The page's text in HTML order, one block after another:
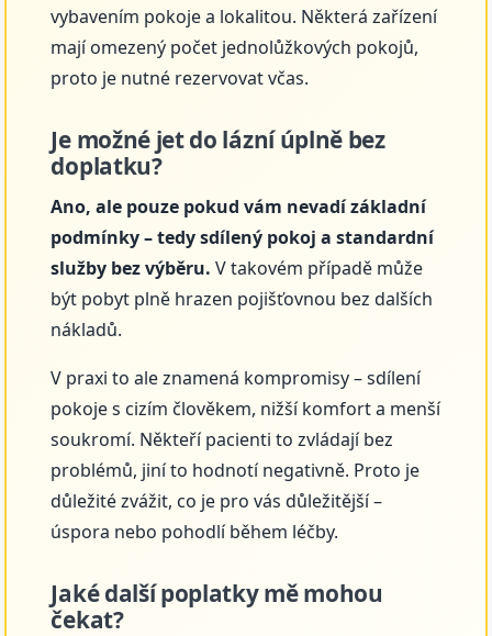
vybavením pokoje a lokalitou. Některá zařízení
mají omezený počet jednolůžkových pokojů,
proto je nutné rezervovat včas.
Je možné jet do lázní úplně bez
doplatku?
Ano, ale pouze pokud vám nevadí základní
podmínky – tedy sdílený pokoj a standardní
služby bez výběru. V takovém případě může
být pobyt plně hrazen pojišťovnou bez dalších
nákladů.
V praxi to ale znamená kompromisy – sdílení
pokoje s cizím člověkem, nižší komfort a menší
soukromí. Někteří pacienti to zvládají bez
problémů, jiní to hodnotí negativně. Proto je
důležité zvážit, co je pro vás důležitější –
úspora nebo pohodlí během léčby.
Jaké další poplatky mě mohou
čekat?